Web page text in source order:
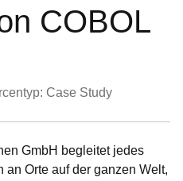
COBOL
Case Study
GmbH begleitet jedes
an Orte auf der ganzen Welt,